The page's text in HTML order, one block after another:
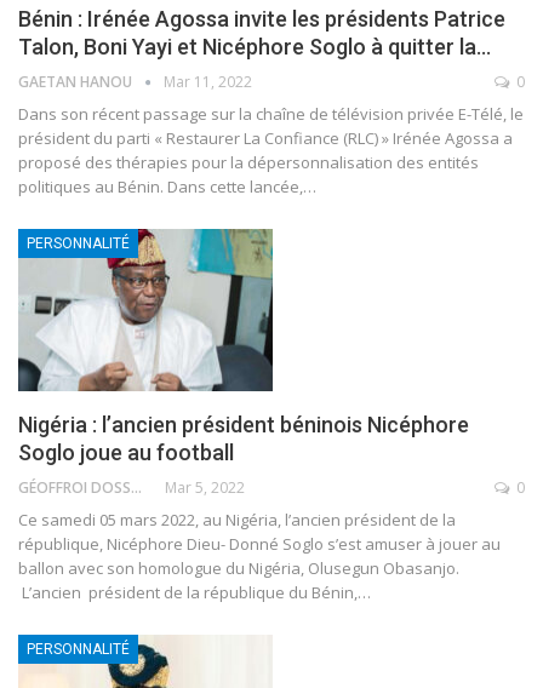
Bénin : Irénée Agossa invite les présidents Patrice
Talon, Boni Yayi et Nicéphore Soglo à quitter la…
GAETAN HANOU Mar 11, 2022 0
Dans son récent passage sur la chaîne de télévision privée E-Télé, le
président du parti « Restaurer La Confiance (RLC) » Irénée Agossa a
proposé des thérapies pour la dépersonnalisation des entités
politiques au Bénin. Dans cette lancée,…
PERSONNALITÉ
Nigéria : l’ancien président béninois Nicéphore
Soglo joue au football
GÉOFFROI DOSSOU Mar 5, 2022 0
Ce samedi 05 mars 2022, au Nigéria, l’ancien président de la
république, Nicéphore Dieu- Donné Soglo s’est amuser à jouer au
ballon avec son homologue du Nigéria, Olusegun Obasanjo.
L’ancien président de la république du Bénin,…
PERSONNALITÉ